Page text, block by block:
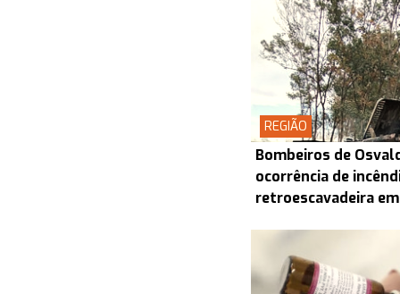
REGIÃO
Bombeiros de
ocorrência de
retroescavadeira